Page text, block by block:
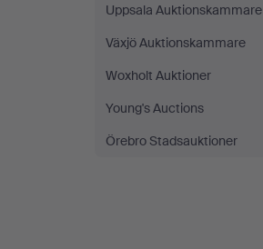
Uppsala Auktionskammare
Växjö Auktionskammare
Woxholt Auktioner
Young's Auctions
Örebro Stadsauktioner